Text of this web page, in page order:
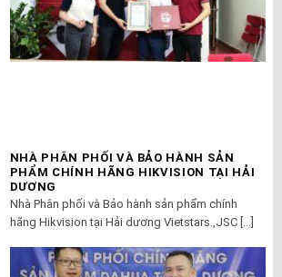
Laptop Dell Vostro
Dell Vostro 5490
NHÀ PHÂN PHỐI VÀ BẢO HÀNH SẢN
PHẨM CHÍNH HÃNG HIKVISION TẠI HẢI
DƯƠNG
Nhà Phân phối và Bảo hành sản phẩm chính
hãng Hikvision tại Hải dương Vietstars.,JSC [...]